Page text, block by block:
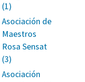
(1)
Asociación de
Maestros
Rosa Sensat
(3)
Asociación